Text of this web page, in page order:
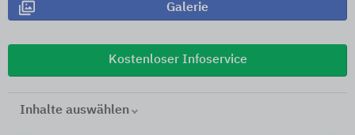
Galerie
Kostenloser Infoservice
Inhalte auswählen